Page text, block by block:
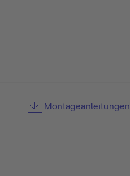
Montageanleitungen